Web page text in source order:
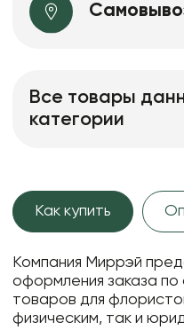
Все товары
категории
Как купить
Компания Миррэй
оформления заказа
товаров для
физическим, так и